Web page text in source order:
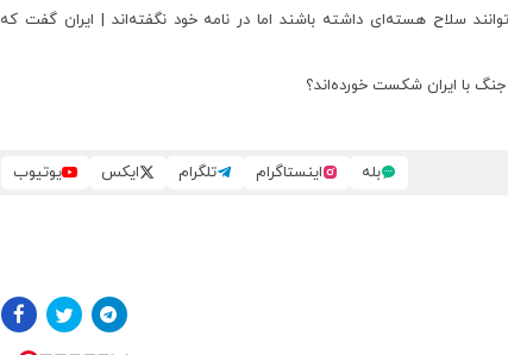
سلاح هسته‌ای داشته باشند اما در نامه خود نگفته‌اند | ایران گفت که
با ایران شکست خورده‌اند؟
بله اینستاگرام تلگرام ایکس یوتیوب